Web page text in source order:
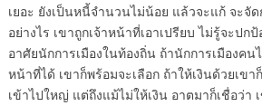
เยอะ ยังเป็นหนี้จำนวนไม่น้อย แล้วจะแก้ จะ
อย่างไร เขาถูกเจ้าหน้าที่เอาเปรียบ ไม่รู้จะปกป้
อาศัยนักการเมืองในท้องถิ่น ถ้านักการเมืองคน
หน้าที่ได้ เขาก็พร้อมจะเลือก ถ้าให้เงินด้วยเข
เข้าไปใหญ่ แต่ถึงแม้ไม่ให้เงิน อาตมาก็เชื่อว่า